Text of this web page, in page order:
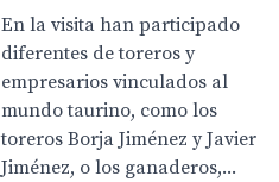
En la visita han participado
diferentes de toreros y
empresarios vinculados al
mundo taurino, como los
toreros Borja Jiménez y Javier
Jiménez, o los ganaderos,...